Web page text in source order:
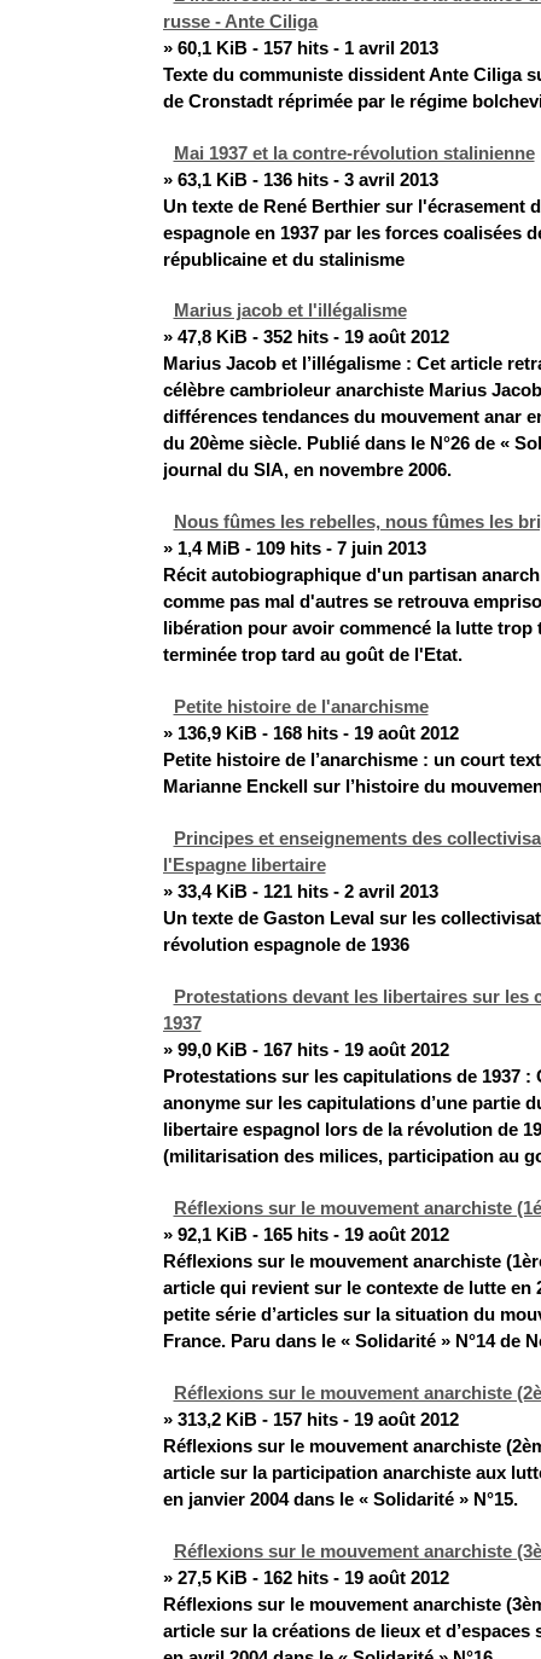
russe - Ante Ciliga
» 60,1 KiB - 157 hits - 1 avril 2013
Texte du communiste dissident Ante Ciliga
de Cronstadt réprimée par le régime
Mai 1937 et la contre-révolution stalinienne
» 63,1 KiB - 136 hits - 3 avril 2013
Un texte de René Berthier sur l'écrasement
espagnole en 1937 par les forces coalisées
républicaine et du stalinisme
Marius jacob et l'illégalisme
» 47,8 KiB - 352 hits - 19 août 2012
Marius Jacob et l’illégalisme : Cet article
célèbre cambrioleur anarchiste Marius
différences tendances du mouvement anar
du 20ème siècle. Publié dans le N°26 de «
journal du SIA, en novembre 2006.
Nous fûmes les rebelles, nous fûmes les
» 1,4 MiB - 109 hits - 7 juin 2013
Récit autobiographique d'un partisan
comme pas mal d'autres se retrouva
libération pour avoir commencé la lutte trop
terminée trop tard au goût de l'Etat.
Petite histoire de l'anarchisme
» 136,9 KiB - 168 hits - 19 août 2012
Petite histoire de l’anarchisme : un court
Marianne Enckell sur l’histoire du
Principes et enseignements des
l'Espagne libertaire
» 33,4 KiB - 121 hits - 2 avril 2013
Un texte de Gaston Leval sur les
révolution espagnole de 1936
Protestations devant les libertaires sur les
1937
» 99,0 KiB - 167 hits - 19 août 2012
Protestations sur les capitulations de 1937 :
anonyme sur les capitulations d’une partie
libertaire espagnol lors de la révolution de
(militarisation des milices, participation au
Réflexions sur le mouvement anarchiste
» 92,1 KiB - 165 hits - 19 août 2012
Réflexions sur le mouvement anarchiste
article qui revient sur le contexte de lutte en
petite série d’articles sur la situation du
France. Paru dans le « Solidarité » N°14 de
Réflexions sur le mouvement anarchiste
» 313,2 KiB - 157 hits - 19 août 2012
Réflexions sur le mouvement anarchiste
article sur la participation anarchiste aux
en janvier 2004 dans le « Solidarité » N°15.
Réflexions sur le mouvement anarchiste
» 27,5 KiB - 162 hits - 19 août 2012
Réflexions sur le mouvement anarchiste
article sur la créations de lieux et d’espaces